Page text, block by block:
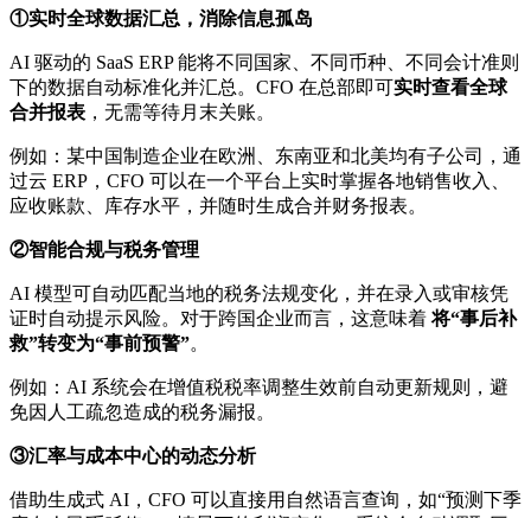
①实时全球数据汇总，消除信息孤岛
AI 驱动的 SaaS ERP 能将不同国家、不同币种、不同会计准则
下的数据自动标准化并汇总。CFO 在总部即可实时查看全球
合并报表 ，无需等待月末关账。
例如：某中国制造企业在欧洲、东南亚和北美均有子公司，通
过云 ERP，CFO 可以在一个平台上实时掌握各地销售收入、
应收账款、库存水平，并随时生成合并财务报表。
②智能合规与税务管理
AI 模型可自动匹配当地的税务法规变化，并在录入或审核凭
证时自动提示风险。对于跨国企业而言，这意味着将“事后补
救”转变为“事前预警”。
例如：AI 系统会在增值税税率调整生效前自动更新规则，避
免因人工疏忽造成的税务漏报。
③汇率与成本中心的动态分析
借助生成式 AI，CFO 可以直接用自然语言查询，如“预测下季